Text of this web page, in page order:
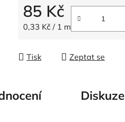
hvězdiček.
85 Kč
Měrná cena:
0,33 Kč / 1 m
Tisk Zeptat se
Diskuze